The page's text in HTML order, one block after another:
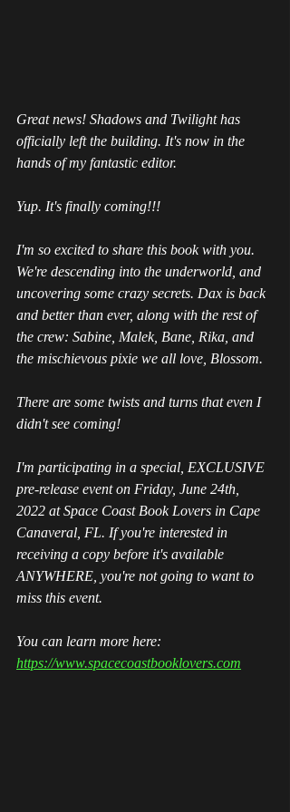
Great news! Shadows and Twilight has
officially left the building. It's now in the
hands of my fantastic editor.
Yup. It's finally coming!!!
I'm so excited to share this book with you.
We're descending into the underworld, and
uncovering some crazy secrets. Dax is back
and better than ever, along with the rest of
the crew: Sabine, Malek, Bane, Rika, and
the mischievous pixie we all love, Blossom.
There are some twists and turns that even I
didn't see coming!
I'm participating in a special, EXCLUSIVE
pre-release event on Friday, June 24th,
2022 at Space Coast Book Lovers in Cape
Canaveral, FL. If you're interested in
receiving a copy before it's available
ANYWHERE, you're not going to want to
miss this event.
You can learn more here:
https://www.spacecoastbooklovers.com